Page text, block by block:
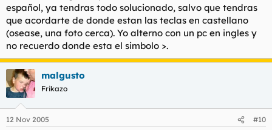
español, ya tendras todo solucionado, salvo que tendras
que acordarte de donde estan las teclas en castellano
(osease, una foto cerca). Yo alterno con un pc en ingles y
no recuerdo donde esta el simbolo >.
malgusto
Frikazo
12 Nov 2005 #10